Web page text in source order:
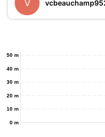
V
0 m
10 m
20 m
30 m
40 m
50 m